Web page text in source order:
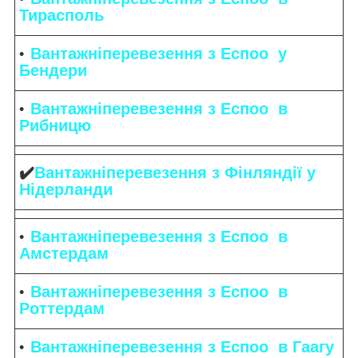
Тирасполь
Вантажніперевезення з Еспоо у
Бендери
Вантажніперевезення з Еспоо в
Рибницю
✔️Вантажніперевезення з Фінляндії у
Нідерланди
Вантажніперевезення з Еспоо в
Амстердам
Вантажніперевезення з Еспоо в
Роттердам
Вантажніперевезення з Еспоо в Гаагу